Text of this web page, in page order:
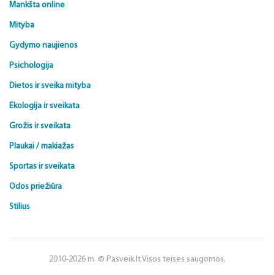
Mankšta online
Mityba
Gydymo naujienos
Psichologija
Dietos ir sveika mityba
Ekologija ir sveikata
Grožis ir sveikata
Plaukai / makiažas
Sportas ir sveikata
Odos priežiūra
Stilius
2010-2026 m. © Pasveik.lt Visos teisės saugomos.